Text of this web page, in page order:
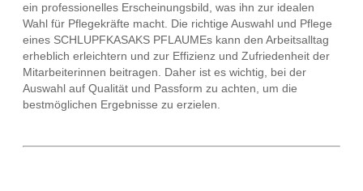
ein professionelles Erscheinungsbild, was ihn zur idealen
Wahl für Pflegekräfte macht. Die richtige Auswahl und Pflege
eines SCHLUPFKASAKS PFLAUMEs kann den Arbeitsalltag
erheblich erleichtern und zur Effizienz und Zufriedenheit der
Mitarbeiterinnen beitragen. Daher ist es wichtig, bei der
Auswahl auf Qualität und Passform zu achten, um die
bestmöglichen Ergebnisse zu erzielen.